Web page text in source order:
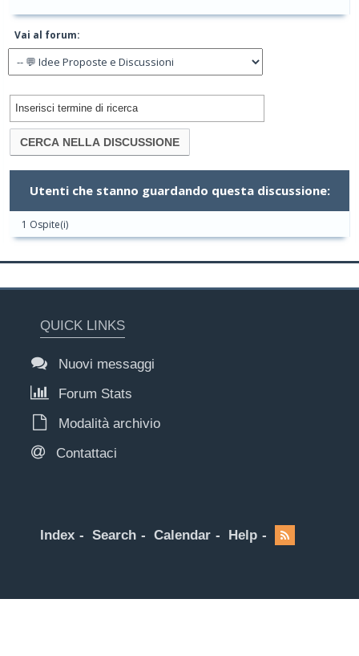
Vai al forum:
Utenti che stanno guardando questa discussione:
1 Ospite(i)
QUICK LINKS
Nuovi messaggi
Forum Stats
Modalità archivio
Contattaci
Index Search Calendar Help